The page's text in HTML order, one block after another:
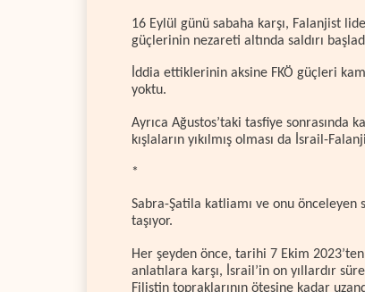
16 Eylül günü sabaha karşı, Falanjist
güçlerinin nezareti altında saldırı
İddia ettiklerinin aksine FKÖ güçleri
yoktu.
Ayrıca Ağustos’taki tasfiye sonrasında
kışlaların yıkılmış olması da İsrail-
*
Sabra-Şatila katliamı ve onu önceleyen
taşıyor.
Her şeyden önce, tarihi 7 Ekim
anlatılara karşı, İsrail’in on yıllardır
Filistin topraklarının ötesine kadar